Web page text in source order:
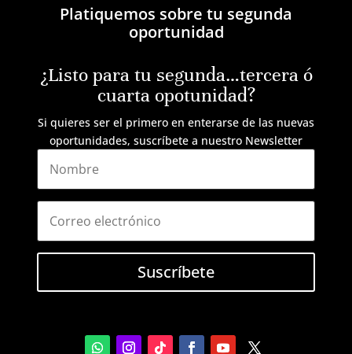
Platiquemos sobre tu segunda
oportunidad
¿Listo para tu segunda…tercera ó
cuarta opotunidad?
Si quieres ser el primero en enterarse de las nuevas
oportunidades, suscríbete a nuestro Newsletter
Suscríbete